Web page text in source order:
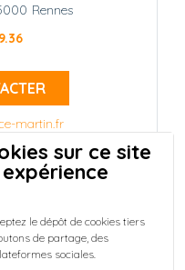
Rennes
martin.fr
?
-
à Rennes
-
neufs à Rennes
Commerces
sur ce site
le dépôt de cookies tiers
de partage, des
sociales.